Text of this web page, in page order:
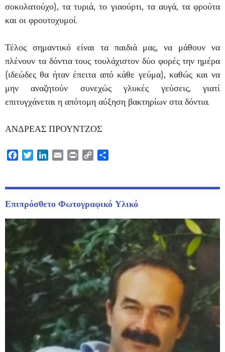
σοκολατούχο), τα τυριά, το γιαούρτι, τα αυγά, τα φρούτα
και οι φρουτοχυμοί.
Τέλος σημαντικό είναι τα παιδιά μας, να μάθουν να
πλένουν τα δόντια τους τουλάχιστον δύο φορές την ημέρα
(ιδεώδες θα ήταν έπειτα από κάθε γεύμα), καθώς και να
μην αναζητούν συνεχώς γλυκές γεύσεις, γιατί
επιτυγχάνεται η απότομη αύξηση βακτηρίων στα δόντια.
ΑΝΔΡΕΑΣ ΠΡΟΥΝΤΖΟΣ
Facebook
TwitterLinkedIn
EmailPrint Copy
Επιπρόσθετο Φωτογραφικό Υλικό